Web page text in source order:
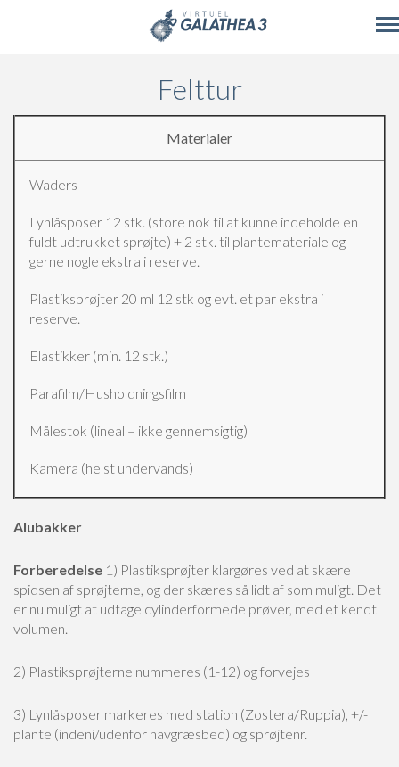
Felttur
Materialer
Waders
Lynlåsposer 12 stk. (store nok til at kunne indeholde en
fuldt udtrukket sprøjte) + 2 stk. til plantemateriale og
gerne nogle ekstra i reserve.
Plastiksprøjter 20 ml 12 stk og evt. et par ekstra i
reserve.
Elastikker (min. 12 stk.)
Parafilm/Husholdningsfilm
Målestok (lineal – ikke gennemsigtig)
Kamera (helst undervands)
Alubakker
Forberedelse 1) Plastiksprøjter klargøres ved at skære
spidsen af sprøjterne, og der skæres så lidt af som muligt. Det
er nu muligt at udtage cylinderformede prøver, med et kendt
volumen.
2) Plastiksprøjterne nummeres (1-12) og forvejes
3) Lynlåsposer markeres med station (Zostera/Ruppia), +/-
plante (indeni/udenfor havgræsbed) og sprøjtenr.